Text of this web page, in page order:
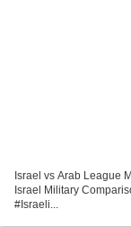
Israel vs Arab League
Israel Military
#Israeli...